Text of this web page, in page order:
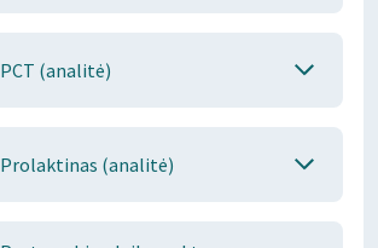
PCT (analitė)
Prolaktinas (analitė)